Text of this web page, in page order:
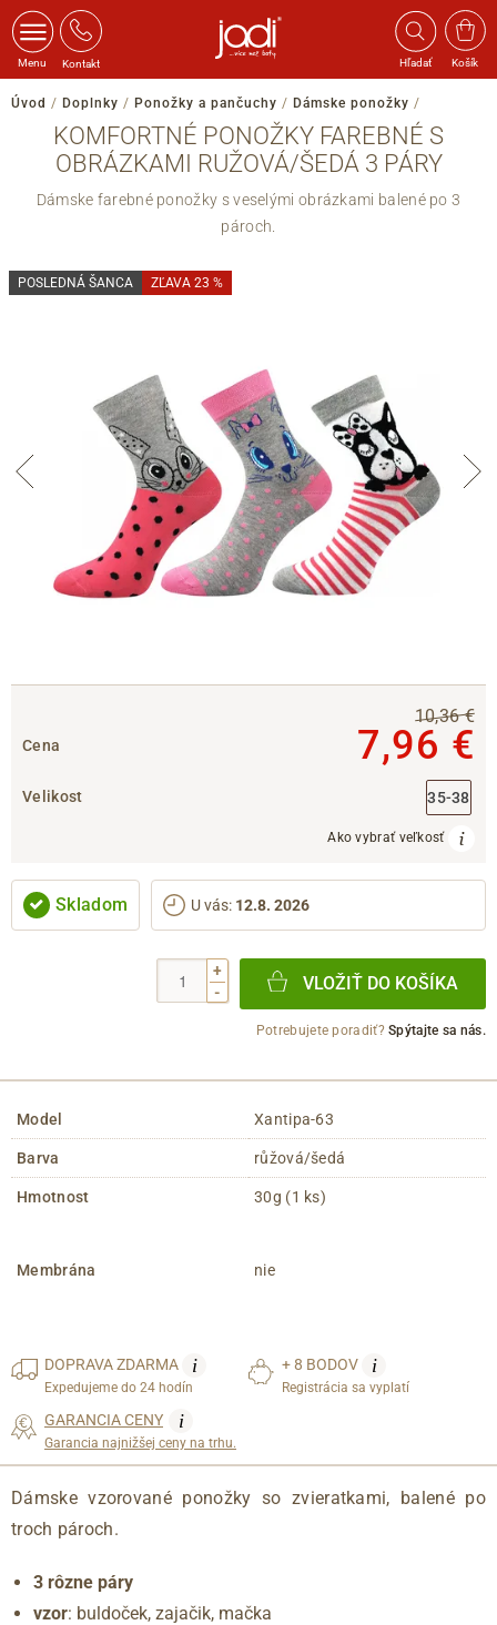
Menu Kontakt Hľadať Košík
Úvod / Doplnky / Ponožky a pančuchy / Dámske ponožky /
KOMFORTNÉ PONOŽKY FAREBNÉ S
OBRÁZKAMI RUŽOVÁ/ŠEDÁ 3 PÁRY
Dámske farebné ponožky s veselými obrázkami balené po 3
pároch.
POSLEDNÁ ŠANCA ZĽAVA 23 %
Cena
10,36 €
7,96 €
Velikost 35-38
Ako vybrať veľkosť
Skladom U vás: 12.8. 2026
+
-
VLOŽIŤ DO KOŠÍKA
Potrebujete poradiť?Spýtajte sa nás.
Model Xantipa-63
Barva růžová/šedá
Hmotnost 30g (1 ks)
Membrána nie
DOPRAVAZDARMA i
Expedujeme do 24 hodín
+ 8 BODOV i
Registrácia sa vyplatí
GARANCIA CENY i
Garancia najnižšej ceny na trhu.
Dámske vzorované ponožky so zvieratkami, balené po
troch pároch.
3 rôzne páry
vzor: buldoček, zajačik, mačka